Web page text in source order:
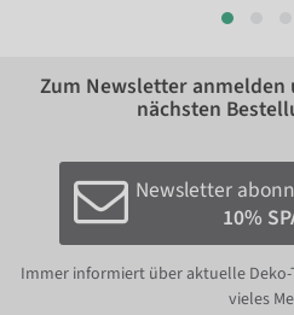
Zum Newsletter
nächsten
Newsletter
10%
Immer informiert über aktuelle
vieles